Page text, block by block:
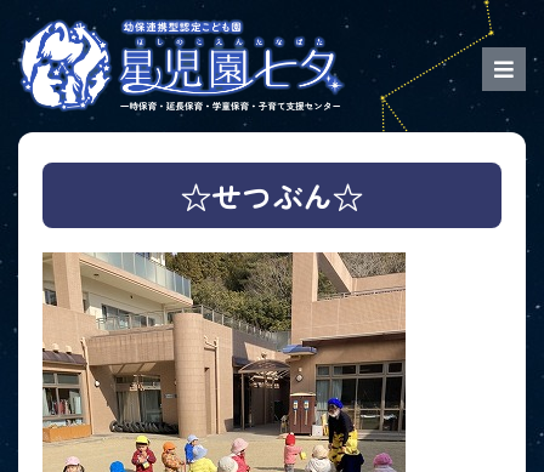
☆せつぶん☆